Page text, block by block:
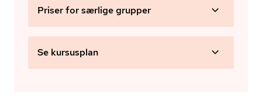
Priser for særlige grupper
Se kursusplan